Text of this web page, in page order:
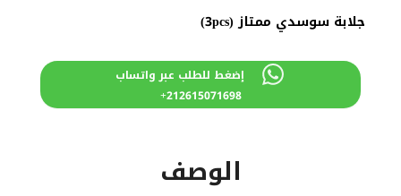
مغربي. مغربي.
جلابة سوسدي ممتاز (3pcs)
إضغط للطلب عبر واتساب
212615071698+
الوصف